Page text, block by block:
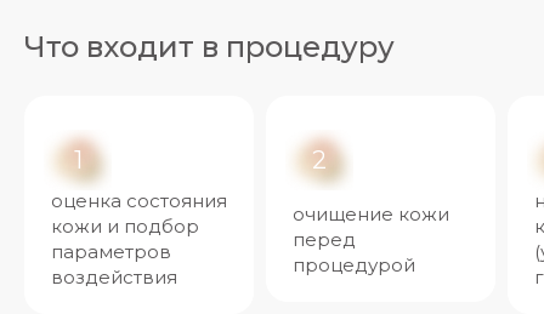
Что входит в процедуру
1
оценка состояния
кожи и подбор
параметров
воздействия
2
очищение кожи
перед
процедурой